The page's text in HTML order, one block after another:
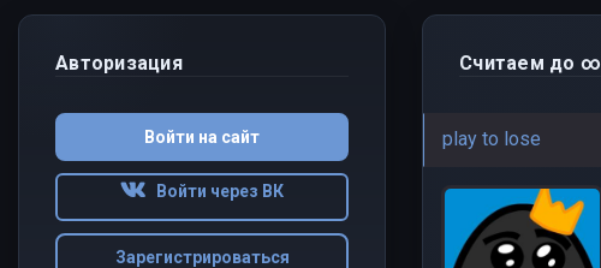
Считаем до ∞
play to lose
Авторизация
Войти на сайт
Войти через ВК
Зарегистрироваться